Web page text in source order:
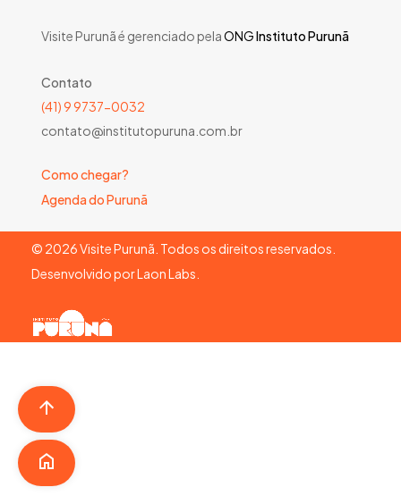
Visite Purunã é gerenciado pelaONGInstituto Purunã
Contato
(41) 9 9737-0032
contato@institutopuruna.com.br
Como chegar?
Agenda do Purunã
© 2026Visite Purunã. Todos os direitos reservados.
Desenvolvido porLaon Labs